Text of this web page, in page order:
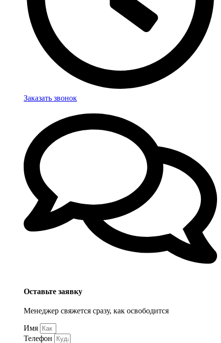
Заказать звонок
Оставьте заявку
Менеджер свяжется сразу, как освободится
Имя
Телефон